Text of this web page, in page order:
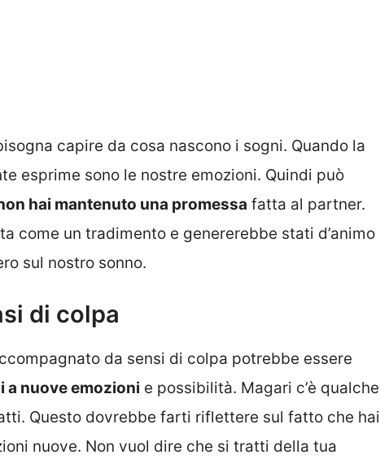
capire da cosa nascono i sogni. Quando la
esprime sono le nostre emozioni. Quindi può
hai mantenuto una promessa fatta al partner.
come un tradimento e genererebbe stati d’animo
sul nostro sonno.
di colpa
da sensi di colpa potrebbe essere
a nuove emozioni e possibilità. Magari c’è qualche
Questo dovrebbe farti riflettere sul fatto che hai
nuove. Non vuol dire che si tratti della tua